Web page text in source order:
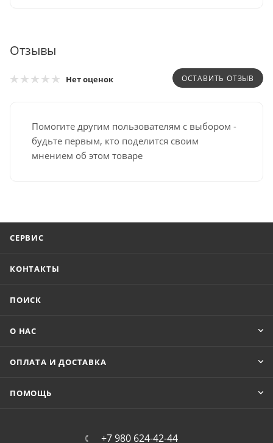
Отзывы
Нет оценок ОСТАВИТЬ ОТЗЫВ
Помогите другим пользователям с выбором -
будьте первым, кто поделится своим
мнением об этом товаре
СЕРВИС
КОНТАКТЫ
ПОИСК
О НАС
ОПЛАТА И ДОСТАВКА
ПОМОЩЬ
+7 980 624-42-44